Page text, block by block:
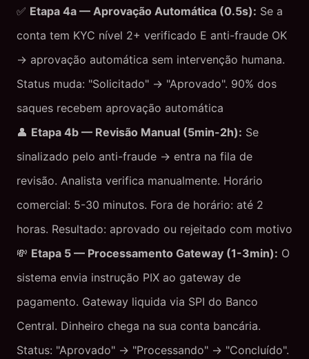
✅ Etapa 4a — Aprovação Automática (0.5s): Se a
conta tem KYC nível 2+ verificado E anti-fraude OK
→ aprovação automática sem intervenção humana.
Status muda: "Solicitado" → "Aprovado". 90% dos
saques recebem aprovação automática
👤 Etapa 4b — Revisão Manual (5min-2h): Se
sinalizado pelo anti-fraude → entra na fila de
revisão. Analista verifica manualmente. Horário
comercial: 5-30 minutos. Fora de horário: até 2
horas. Resultado: aprovado ou rejeitado com motivo
💸 Etapa 5 — Processamento Gateway (1-3min): O
sistema envia instrução PIX ao gateway de
pagamento. Gateway liquida via SPI do Banco
Central. Dinheiro chega na sua conta bancária.
Status: "Aprovado" → "Processando" → "Concluído".